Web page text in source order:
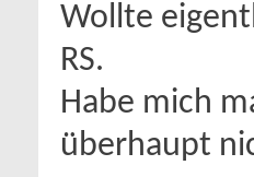
Wollte
RS.
Habe mich
überhaupt